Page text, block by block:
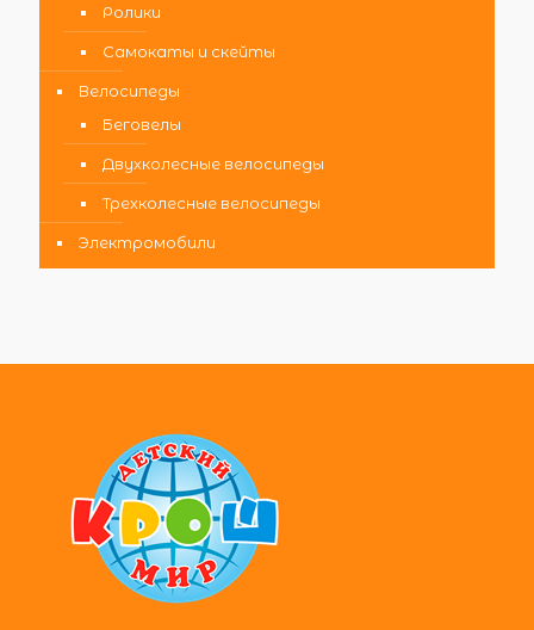
Ролики
Самокаты и скейты
Велосипеды
Беговелы
Двухколесные велосипеды
Трехколесные велосипеды
Электромобили